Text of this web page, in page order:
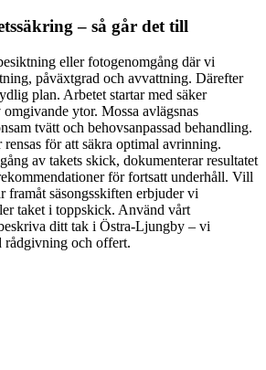
– så går det till
eller fotogenomgång där vi
påväxtgrad och avvattning. Därefter
plan. Arbetet startar med säker
ytor. Mossa avlägsnas
tvätt och behovsanpassad behandling.
för att säkra optimal avrinning.
av takets skick, dokumenterar resultatet
för fortsatt underhåll. Vill
framåt säsongsskiften erbjuder vi
taket i toppskick. Använd vårt
ditt tak i Östra-Ljungby – vi
rådgivning och offert.